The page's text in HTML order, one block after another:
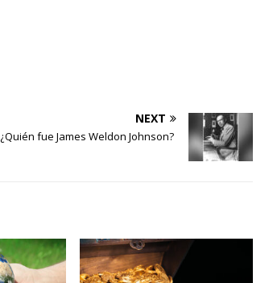
NEXT
¿Quién fue James Weldon Johnson?